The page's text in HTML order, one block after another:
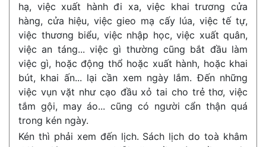
hạ, việc xuất hành đi xa, việc khai trương cửa
hàng, cửa hiệu, việc gieo mạ cấy lúa, việc tế tự,
việc thương biểu, việc nhập học, việc xuất quân,
việc an táng... việc gì thường cũng bắt đầu làm
việc gì, hoặc động thổ hoặc xuất hành, hoặc khai
bút, khai ấn... lại cần xem ngày lắm. Đến những
việc vụn vặt như cạo đầu xỏ tai cho trẻ thơ, việc
tắm gội, may áo... cũng có người cẩn thận quá
trong kén ngày.
Kén thì phải xem đến lịch. Sách lịch do toà khâm